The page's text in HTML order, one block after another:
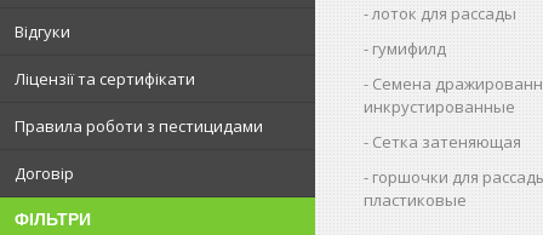
Відгуки
Ліцензії та сертифікати
Правила роботи з пестицидами
Договір
ФІЛЬТРИ
лоток для рассады
гумифилд
Семена
инкрустированные
Сетка затеняющая
горшочки для
пластиковые